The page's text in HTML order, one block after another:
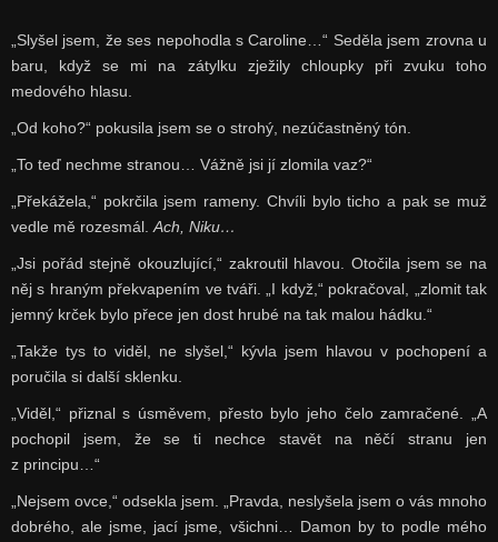
„Slyšel jsem, že ses nepohodla s Caroline…“ Seděla jsem zrovna u
baru, když se mi na zátylku zježily chloupky při zvuku toho
medového hlasu.
„Od koho?“ pokusila jsem se o strohý, nezúčastněný tón.
„To teď nechme stranou… Vážně jsi jí zlomila vaz?“
„Překážela,“ pokrčila jsem rameny. Chvíli bylo ticho a pak se muž
vedle mě rozesmál. Ach, Niku…
„Jsi pořád stejně okouzlující,“ zakroutil hlavou. Otočila jsem se na
něj s hraným překvapením ve tváři. „I když,“ pokračoval, „zlomit tak
jemný krček bylo přece jen dost hrubé na tak malou hádku.“
„Takže tys to viděl, ne slyšel,“ kývla jsem hlavou v pochopení a
poručila si další sklenku.
„Viděl,“ přiznal s úsměvem, přesto bylo jeho čelo zamračené. „A
pochopil jsem, že se ti nechce stavět na něčí stranu jen
z principu…“
„Nejsem ovce,“ odsekla jsem. „Pravda, neslyšela jsem o vás mnoho
dobrého, ale jsme, jací jsme, všichni… Damon by to podle mého